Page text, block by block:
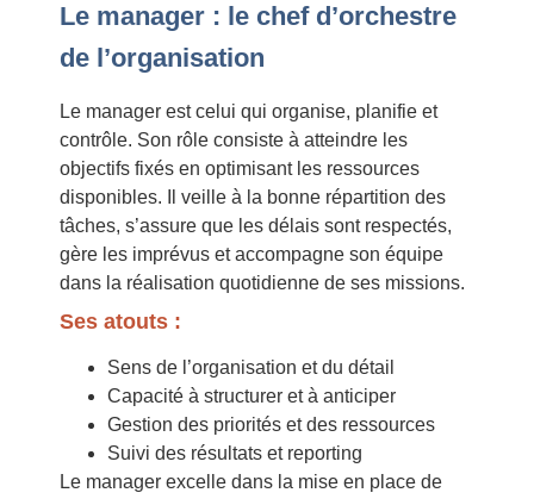
Le manager : le chef d’orchestre
de l’organisation
Le manager est celui qui organise, planifie et
contrôle. Son rôle consiste à atteindre les
objectifs fixés en optimisant les ressources
disponibles. Il veille à la bonne répartition des
tâches, s’assure que les délais sont respectés,
gère les imprévus et accompagne son équipe
dans la réalisation quotidienne de ses missions.
Ses atouts :
Sens de l’organisation et du détail
Capacité à structurer et à anticiper
Gestion des priorités et des ressources
Suivi des résultats et reporting
Le manager excelle dans la mise en place de